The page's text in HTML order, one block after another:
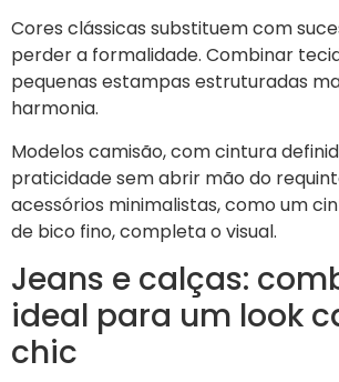
Cores clássicas substituem com
perder a formalidade. Combinar
pequenas estampas estruturadas
harmonia.
Modelos camisão, com cintura
praticidade sem abrir mão do
acessórios minimalistas, como um
de bico fino, completa o visual.
Jeans e calças:
ideal para um look
chic